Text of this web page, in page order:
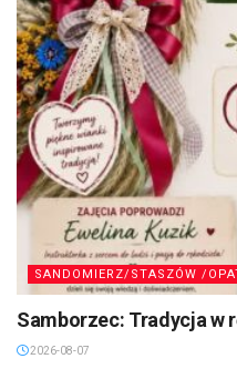
SANDOMIERZ/STASZÓW /
Samborzec: Tradycja w
2026-08-07